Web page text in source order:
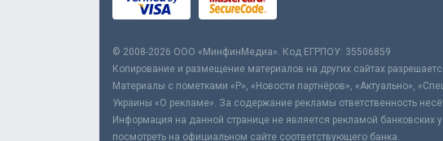
© 2008-2026 ООО «МинфинМедиа». Код ЕГРПОУ: 35506859
Копирование и размещение материалов на других сайтах
Материалы с пометками «Р», «Новости партнёров», «Актуально»,
Украины «О рекламе». За содержание рекламы ответственность
Информация на данной странице не является рекламой
посмотреть на официальном сайте соответствующего банка.